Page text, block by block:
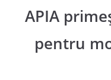
APIA
pentru